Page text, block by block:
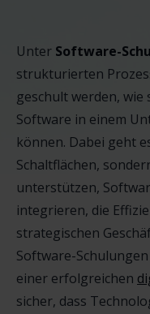
Unter Software-
strukturierten
geschult werden,
Software in einem
können. Dabei geht
Schaltflächen,
unterstützen,
integrieren, die
strategischen
Software-
einer erfolgreichen
sicher, dass